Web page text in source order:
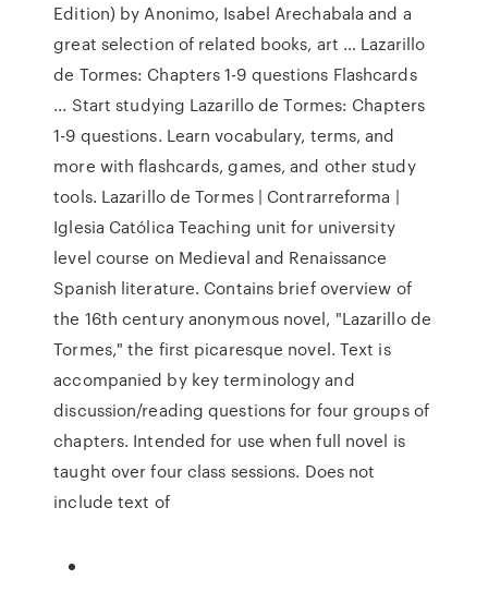
Edition) by Anonimo, Isabel Arechabala and a
great selection of related books, art … Lazarillo
de Tormes: Chapters 1-9 questions Flashcards
... Start studying Lazarillo de Tormes: Chapters
1-9 questions. Learn vocabulary, terms, and
more with flashcards, games, and other study
tools. Lazarillo de Tormes | Contrarreforma |
Iglesia Católica Teaching unit for university
level course on Medieval and Renaissance
Spanish literature. Contains brief overview of
the 16th century anonymous novel, "Lazarillo de
Tormes," the first picaresque novel. Text is
accompanied by key terminology and
discussion/reading questions for four groups of
chapters. Intended for use when full novel is
taught over four class sessions. Does not
include text of